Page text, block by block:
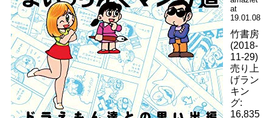
at
19.01.08
竹書房
(2018-
11-29)
売り上
げラン
キン
グ:
16,835